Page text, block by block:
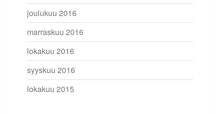
joulukuu 2016
marraskuu 2016
lokakuu 2016
syyskuu 2016
lokakuu 2015